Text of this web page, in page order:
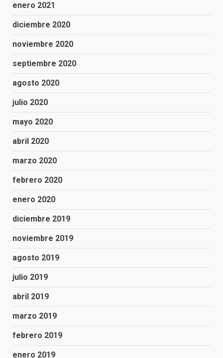
enero 2021
diciembre 2020
noviembre 2020
septiembre 2020
agosto 2020
julio 2020
mayo 2020
abril 2020
marzo 2020
febrero 2020
enero 2020
diciembre 2019
noviembre 2019
agosto 2019
julio 2019
abril 2019
marzo 2019
febrero 2019
enero 2019